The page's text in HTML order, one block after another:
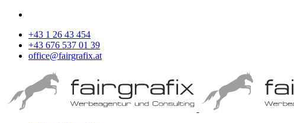
+43 1 26 43 454
+43 676 537 01 39
office@fairgrafix.at